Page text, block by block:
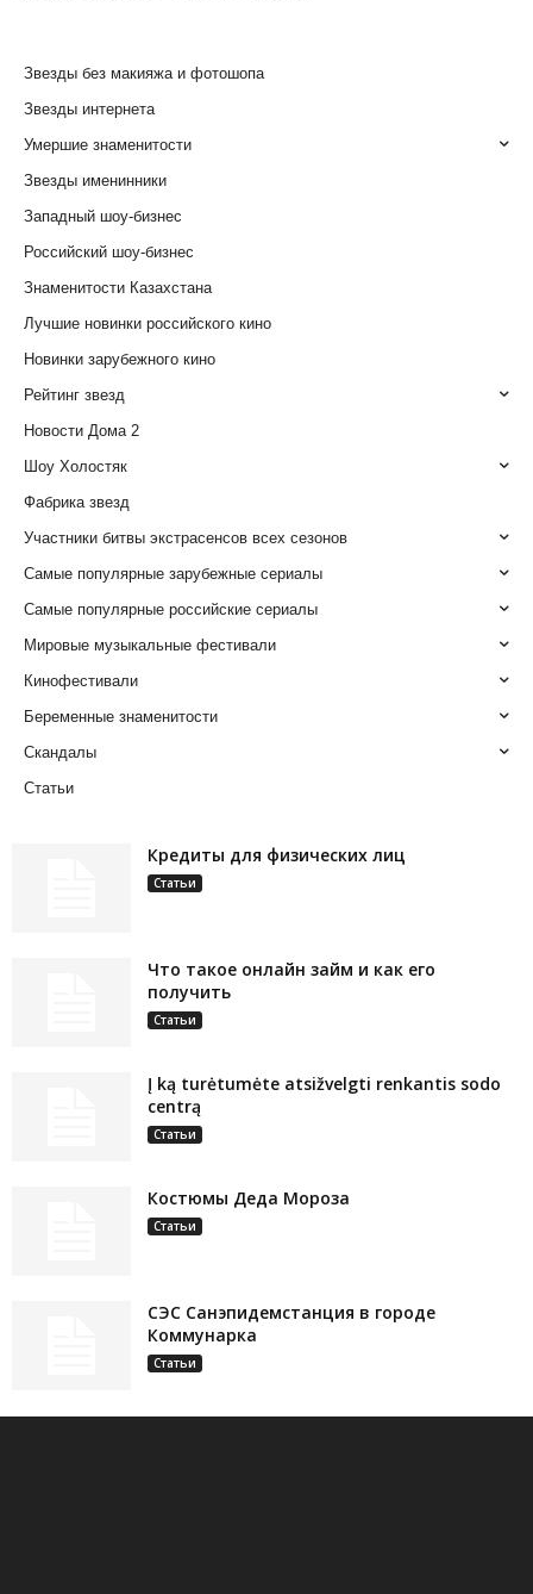
Звезды без макияжа и фотошопа
Звезды интернета
Умершие знаменитости
Звезды именинники
Западный шоу-бизнес
Российский шоу-бизнес
Знаменитости Казахстана
Лучшие новинки российского кино
Новинки зарубежного кино
Рейтинг звезд
Новости Дома 2
Шоу Холостяк
Фабрика звезд
Участники битвы экстрасенсов всех сезонов
Самые популярные зарубежные сериалы
Самые популярные российские сериалы
Мировые музыкальные фестивали
Кинофестивали
Беременные знаменитости
Скандалы
Статьи
Кредиты для физических лиц
Статьи
Что такое онлайн займ и как его
получить
Статьи
Į ką turėtumėte atsižvelgti renkantis sodo
centrą
Статьи
Костюмы Деда Мороза
Статьи
СЭС Санэпидемстанция в городе
Коммунарка
Статьи